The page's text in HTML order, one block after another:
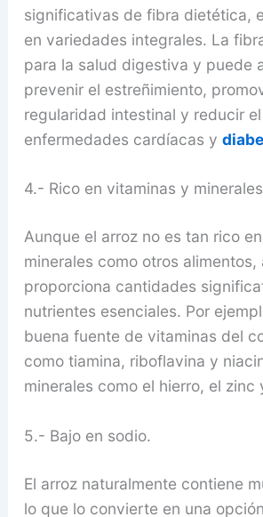
significativas de fibra dietética,
en variedades integrales. La
para la salud digestiva y puede
prevenir el estreñimiento,
regularidad intestinal y reducir
enfermedades cardíacas y
4.- Rico en vitaminas y
Aunque el arroz no es tan rico
minerales como otros alimentos,
proporciona cantidades
nutrientes esenciales. Por
buena fuente de vitaminas del
como tiamina, riboflavina y
minerales como el hierro, el zinc
5.- Bajo en sodio.
El arroz naturalmente contiene
lo que lo convierte en una